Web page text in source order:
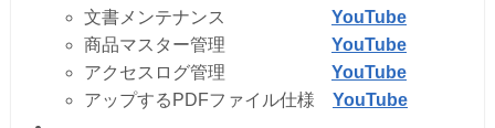
文書メンテナンス YouTube
商品マスター管理 YouTube
アクセスログ管理 YouTube
アップするPDFファイル仕様 YouTube